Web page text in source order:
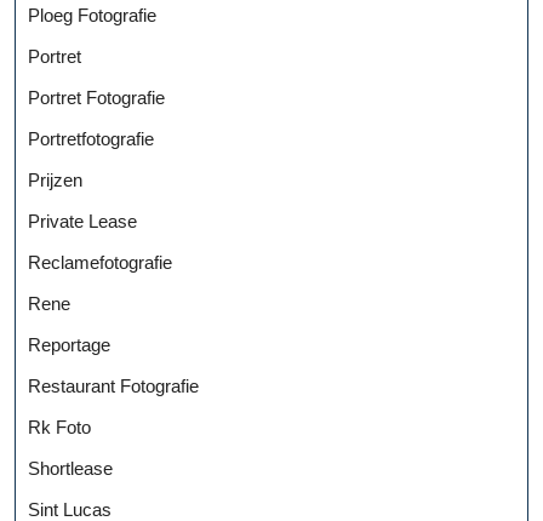
Ploeg Fotografie
Portret
Portret Fotografie
Portretfotografie
Prijzen
Private Lease
Reclamefotografie
Rene
Reportage
Restaurant Fotografie
Rk Foto
Shortlease
Sint Lucas